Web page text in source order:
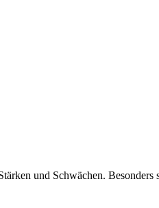
und Schwächen.